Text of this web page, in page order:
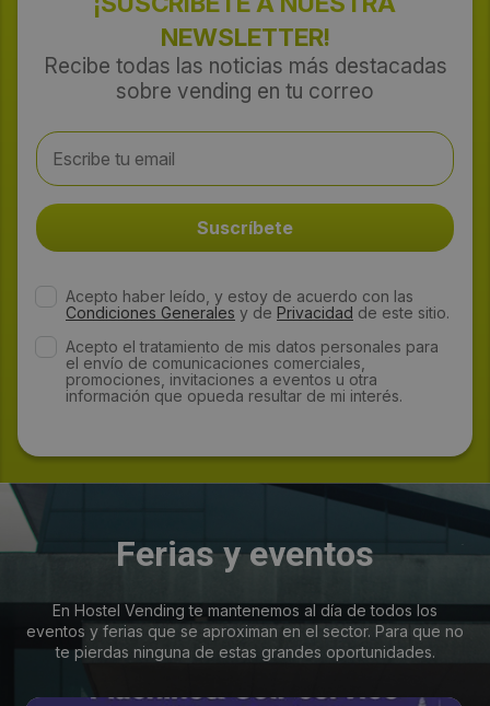
NEWSLETTER!
Recibe todas las noticias más destacadas
sobre vending en tu correo
Acepto haber leído, y estoy de acuerdo con las
Condiciones Generales y de Privacidad de este sitio.
Acepto el tratamiento de mis datos personales para
el envío de comunicaciones comerciales,
promociones, invitaciones a eventos u otra
información que opueda resultar de mi interés.
Ferias y eventos
En Hostel Vending te mantenemos al día de todos los
eventos y ferias que se aproximan en el sector. Para que no
te pierdas ninguna de estas grandes oportunidades.